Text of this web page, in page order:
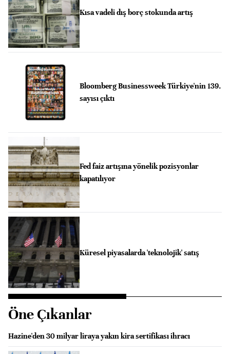
Kısa vadeli dış borç stokunda artış
Bloomberg Businessweek Türkiye'nin 139.
sayısı çıktı
Fed faiz artışına yönelik pozisyonlar
kapatılıyor
Küresel piyasalarda 'teknolojik' satış
Öne Çıkanlar
Hazine'den 30 milyar liraya yakın kira sertifikası ihracı